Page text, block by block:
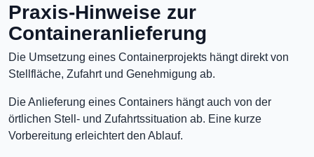
Praxis-Hinweise zur
Containeranlieferung
Die Umsetzung eines Containerprojekts hängt direkt von
Stellfläche, Zufahrt und Genehmigung ab.
Die Anlieferung eines Containers hängt auch von der
örtlichen Stell- und Zufahrtssituation ab. Eine kurze
Vorbereitung erleichtert den Ablauf.